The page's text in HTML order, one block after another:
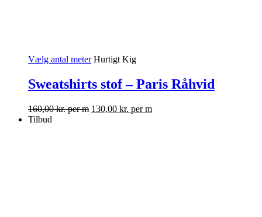
Vælg antal meter Hurtigt Kig
Sweatshirts stof – Paris Råhvid
160,00kr.per m 130,00 kr. per m
Tilbud